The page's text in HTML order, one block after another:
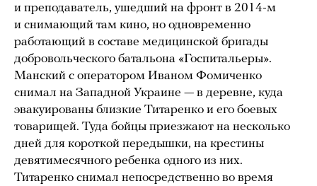
и преподаватель, ушедший на фронт в 2014-м
и снимающий там кино, но одновременно
работающий в составе медицинской бригады
добровольческого батальона «Госпитальеры».
Манский с оператором Иваном Фомиченко
снимал на Западной Украине — в деревне, куда
эвакуированы близкие Титаренко и его боевых
товарищей. Туда бойцы приезжают на несколько
дней для короткой передышки, на крестины
девятимесячного ребенка одного из них.
Титаренко снимал непосредственно во время